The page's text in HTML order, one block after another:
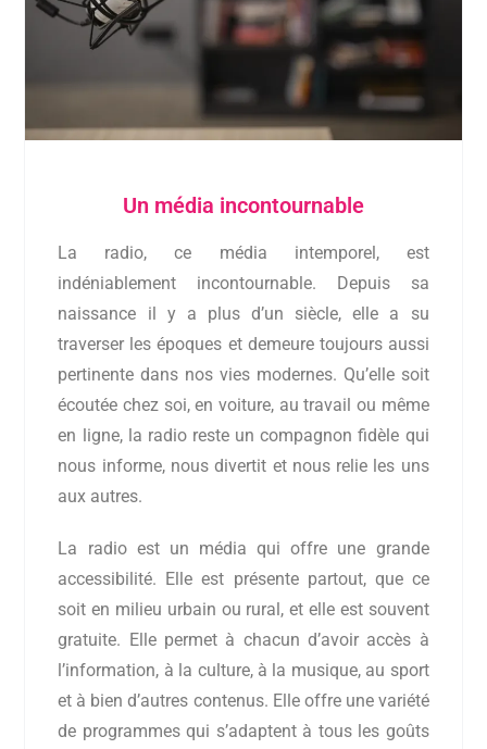
Un média incontournable
La radio, ce média intemporel, est
indéniablement incontournable. Depuis sa
naissance il y a plus d’un siècle, elle a su
traverser les époques et demeure toujours aussi
pertinente dans nos vies modernes. Qu’elle soit
écoutée chez soi, en voiture, au travail ou même
en ligne, la radio reste un compagnon fidèle qui
nous informe, nous divertit et nous relie les uns
aux autres.
La radio est un média qui offre une grande
accessibilité. Elle est présente partout, que ce
soit en milieu urbain ou rural, et elle est souvent
gratuite. Elle permet à chacun d’avoir accès à
l’information, à la culture, à la musique, au sport
et à bien d’autres contenus. Elle offre une variété
de programmes qui s’adaptent à tous les goûts